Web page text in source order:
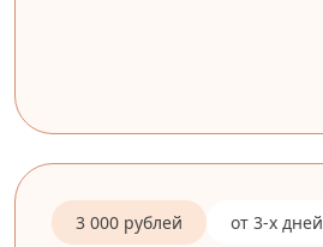
3 000 рублей от 3-х дней